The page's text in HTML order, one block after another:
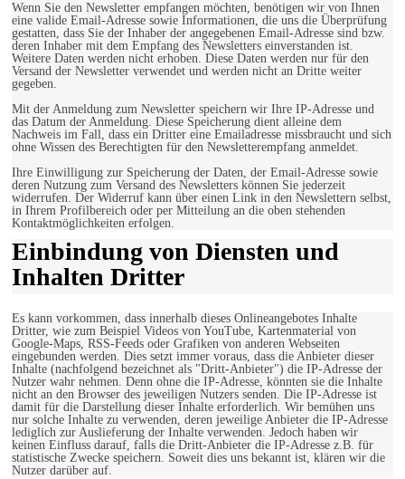
Wenn Sie den Newsletter empfangen möchten, benötigen wir von Ihnen
eine valide Email-Adresse sowie Informationen, die uns die Überprüfung
gestatten, dass Sie der Inhaber der angegebenen Email-Adresse sind bzw.
deren Inhaber mit dem Empfang des Newsletters einverstanden ist.
Weitere Daten werden nicht erhoben. Diese Daten werden nur für den
Versand der Newsletter verwendet und werden nicht an Dritte weiter
gegeben.
Mit der Anmeldung zum Newsletter speichern wir Ihre IP-Adresse und
das Datum der Anmeldung. Diese Speicherung dient alleine dem
Nachweis im Fall, dass ein Dritter eine Emailadresse missbraucht und sich
ohne Wissen des Berechtigten für den Newsletterempfang anmeldet.
Ihre Einwilligung zur Speicherung der Daten, der Email-Adresse sowie
deren Nutzung zum Versand des Newsletters können Sie jederzeit
widerrufen. Der Widerruf kann über einen Link in den Newslettern selbst,
in Ihrem Profilbereich oder per Mitteilung an die oben stehenden
Kontaktmöglichkeiten erfolgen.
Einbindung von Diensten und
Inhalten Dritter
Es kann vorkommen, dass innerhalb dieses Onlineangebotes Inhalte
Dritter, wie zum Beispiel Videos von YouTube, Kartenmaterial von
Google-Maps, RSS-Feeds oder Grafiken von anderen Webseiten
eingebunden werden. Dies setzt immer voraus, dass die Anbieter dieser
Inhalte (nachfolgend bezeichnet als "Dritt-Anbieter") die IP-Adresse der
Nutzer wahr nehmen. Denn ohne die IP-Adresse, könnten sie die Inhalte
nicht an den Browser des jeweiligen Nutzers senden. Die IP-Adresse ist
damit für die Darstellung dieser Inhalte erforderlich. Wir bemühen uns
nur solche Inhalte zu verwenden, deren jeweilige Anbieter die IP-Adresse
lediglich zur Auslieferung der Inhalte verwenden. Jedoch haben wir
keinen Einfluss darauf, falls die Dritt-Anbieter die IP-Adresse z.B. für
statistische Zwecke speichern. Soweit dies uns bekannt ist, klären wir die
Nutzer darüber auf.